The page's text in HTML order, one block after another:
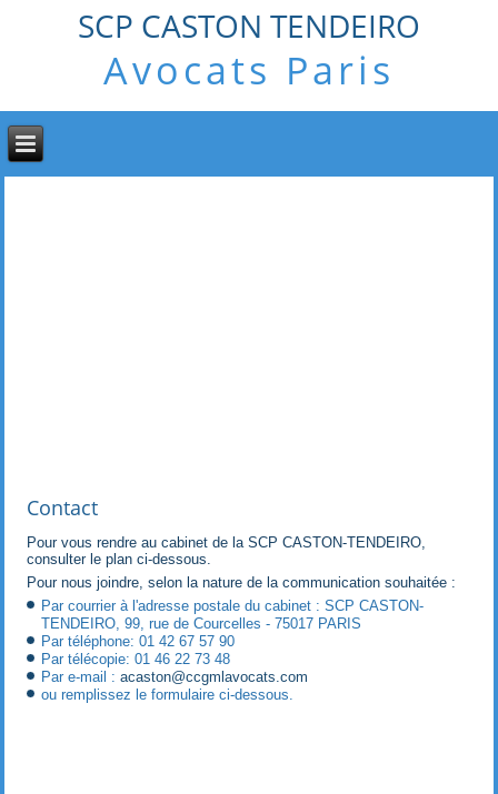
SCP CASTON TENDEIRO
Avocats Paris
Contact
Pour vous rendre au cabinet de la SCP CASTON-TENDEIRO,
consulter le plan ci-dessous.
Pour nous joindre, selon la nature de la communication souhaitée :
Par courrier à l'adresse postale du cabinet : SCP CASTON-
TENDEIRO, 99, rue de Courcelles - 75017 PARIS
Par téléphone: 01 42 67 57 90
Par télécopie: 01 46 22 73 48
Par e-mail :acaston@ccgmlavocats.com
ou remplissez le formulaire ci-dessous.